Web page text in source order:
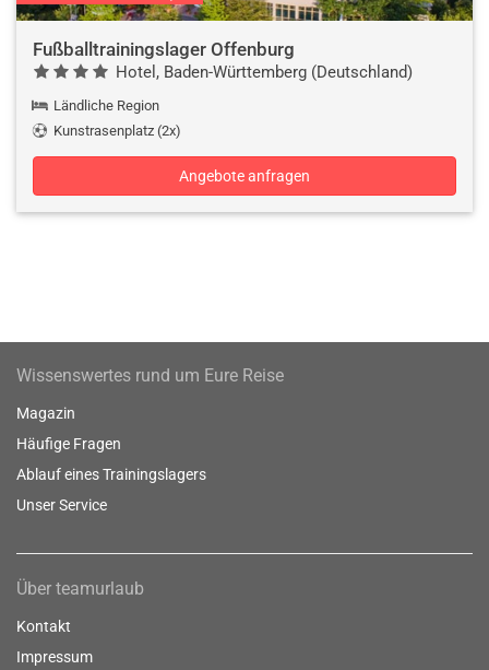
Fußballtrainingslager Offenburg
Hotel, Baden-Württemberg (Deutschland)
Ländliche Region
Kunstrasenplatz (2x)
Angebote anfragen
Wissenswertes rund um Eure Reise
Magazin
Häufige Fragen
Ablauf eines Trainingslagers
Unser Service
Über teamurlaub
Kontakt
Impressum